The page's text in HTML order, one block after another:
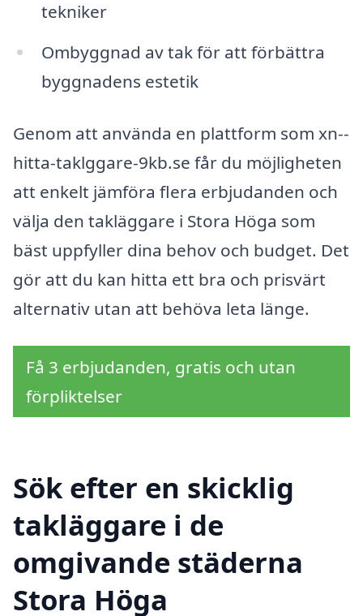
tekniker
Ombyggnad av tak för att förbättra
byggnadens estetik
Genom att använda en plattform som xn--
hitta-taklggare-9kb.se får du möjligheten
att enkelt jämföra flera erbjudanden och
välja den takläggare i Stora Höga som
bäst uppfyller dina behov och budget. Det
gör att du kan hitta ett bra och prisvärt
alternativ utan att behöva leta länge.
Få 3 erbjudanden, gratis och utan
förpliktelser
Sök efter en skicklig
takläggare i de
omgivande städerna
Stora Höga